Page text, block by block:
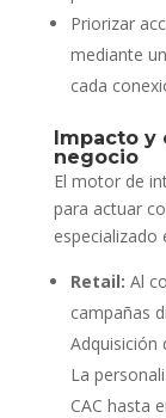
Priorizar
mediante
cada
Impacto y
negocio
El motor de
para actuar
especializado
Retail: Al
campañas
Adquisición
La
CAC hasta